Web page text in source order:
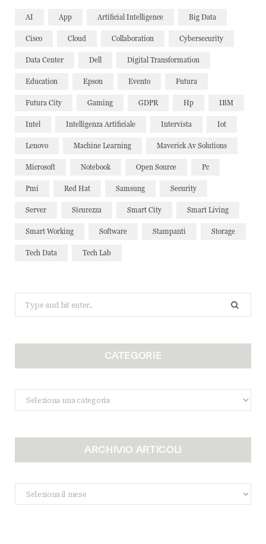
AI App Artificial Intelligence Big Data
Cisco Cloud Collaboration Cybersecurity
Data Center Dell Digital Transformation
Education Epson Evento Futura
Futura City Gaming GDPR Hp IBM
Intel Intelligenza Artificiale Intervista Iot
Lenovo Machine Learning Maverick Av Solutions
Microsoft Notebook Open Source Pc
Pmi Red Hat Samsung Security
Server Sicurezza Smart City Smart Living
Smart Working Software Stampanti Storage
Tech Data Tech Lab
for:
CATEGORIE
Categorie
ARCHIVIO ARTICOLI
Archivio
Articoli